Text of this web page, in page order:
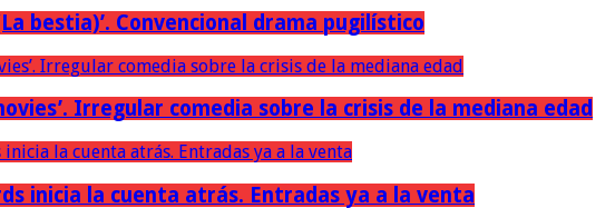
bestia)’. Convencional drama pugilístico
Irregular comedia sobre la crisis de la mediana edad
inicia la cuenta atrás. Entradas ya a la venta